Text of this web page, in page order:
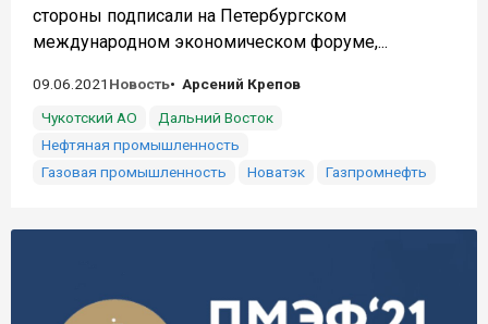
стороны подписали на Петербургском
международном экономическом форуме,...
09.06.2021 Новость
Арсений Крепов
Чукотский АО
Дальний Восток
Нефтяная промышленность
Газовая промышленность
Новатэк Газпромнефть